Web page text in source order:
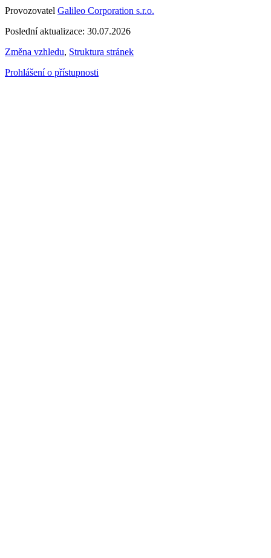
Provozovatel Galileo Corporation s.r.o.
Poslední aktualizace: 30.07.2026
Změna vzhledu, Struktura stránek
Prohlášení o přístupnosti